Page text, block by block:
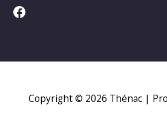
Facebook
Copyright © 2026 Thénac |